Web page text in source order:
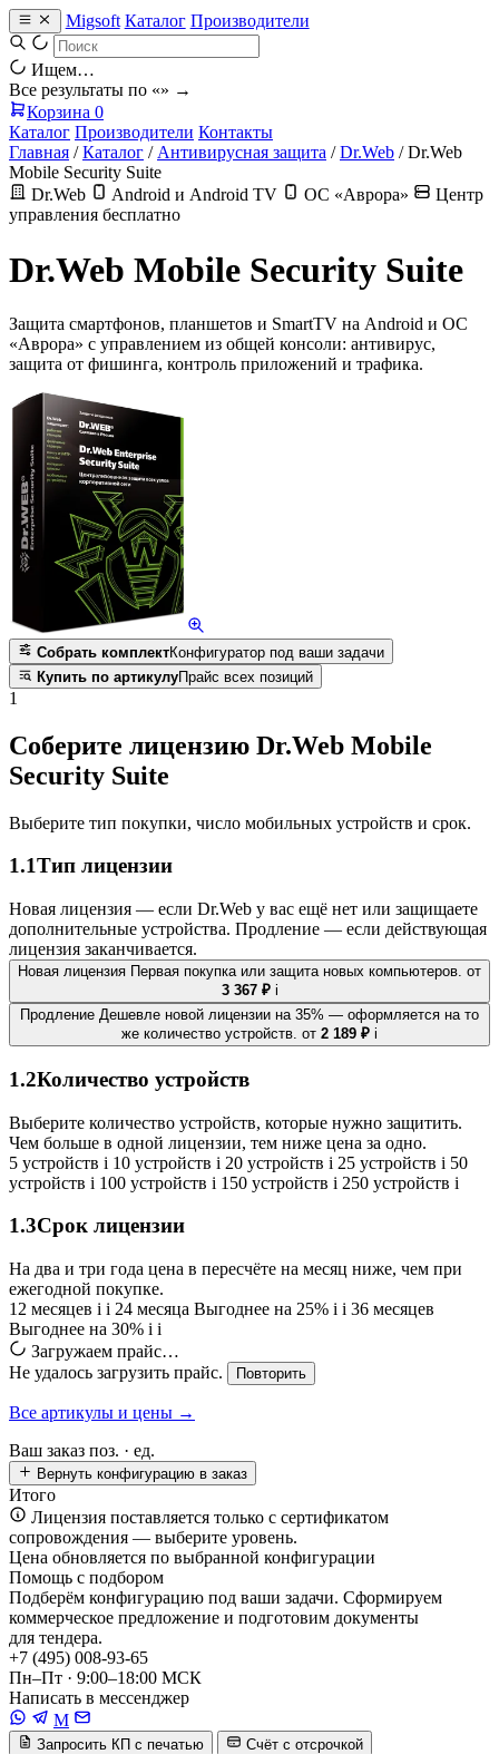
Migsoft Каталог Производители
Ищем…
Все результаты по «» →
Корзина 0
Каталог Производители Контакты
Главная / Каталог / Антивирусная защита / Dr.Web / Dr.Web
Mobile Security Suite
Dr.Web
Android и Android TV ОС «Аврора»
Центр
управления бесплатно
Dr.Web Mobile Security Suite
Защита смартфонов, планшетов и SmartTV на Android и ОС
«Аврора» с управлением из общей консоли: антивирус,
защита от фишинга, контроль приложений и трафика.
Собрать комплектКонфигуратор под ваши задачи
Купить по артикулуПрайс всех позиций
1
Соберите лицензию Dr.Web Mobile
Security Suite
Выберите тип покупки, число мобильных устройств и срок.
1.1Тип лицензии
Новая лицензия — если Dr.Web у вас ещё нет или защищаете
дополнительные устройства. Продление — если действующая
лицензия заканчивается.
Новая лицензия Первая покупка или защита новых компьютеров. от
3 367 ₽ i
Продление Дешевле новой лицензии на 35% — оформляется на то
же количество устройств. от 2 189 ₽ i
1.2Количество устройств
Выберите количество устройств, которые нужно защитить.
Чем больше в одной лицензии, тем ниже цена за одно.
5 устройств i 10 устройств i 20 устройств i 25 устройств i 50
устройств i 100 устройств i 150 устройств i 250 устройств i
1.3Срок лицензии
На два и три года цена в пересчёте на месяц ниже, чем при
ежегодной покупке.
12 месяцев i i 24 месяца Выгоднее на 25% i i 36 месяцев
Выгоднее на 30% i i
Загружаем прайс…
Не удалось загрузить прайс.
Повторить
Все артикулы и цены →
Ваш заказ поз. · ед.
Вернуть конфигурацию в заказ
Итого
Лицензия поставляется только с сертификатом
сопровождения — выберите уровень.
Цена обновляется по выбранной конфигурации
Помощь с подбором
Подберём конфигурацию под ваши задачи. Сформируем
коммерческое предложение и подготовим документы
для тендера.
+7 (495) 008-93-65
Пн–Пт · 9:00–18:00 МСК
Написать в мессенджер
M
Запросить КП с печатью Счёт с отсрочкой